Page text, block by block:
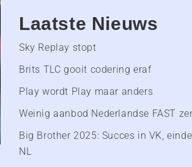
Laatste Nieuws
Sky Replay stopt
Brits TLC gooit codering eraf
Play wordt Play maar anders
Weinig aanbod Nederlandse FAST
Big Brother 2025: Succes in VK,
NL